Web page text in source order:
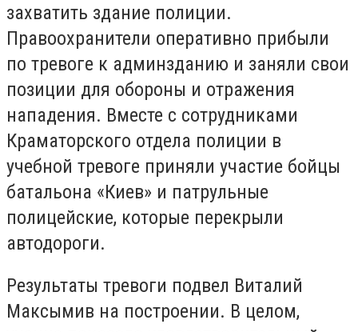
захватить здание полиции.
Правоохранители оперативно прибыли
по тревоге к админзданию и заняли свои
позиции для обороны и отражения
нападения. Вместе с сотрудниками
Краматорского отдела полиции в
учебной тревоге приняли участие бойцы
батальона «Киев» и патрульные
полицейские, которые перекрыли
автодороги.
Результаты тревоги подвел Виталий
Максымив на построении. В целом,